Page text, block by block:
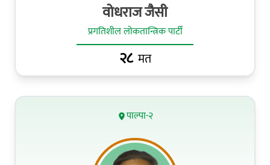
वोधराज जैसी
प्रगतिशील लोकतान्त्रिक पार्टी
२८मत
पाल्पा-२